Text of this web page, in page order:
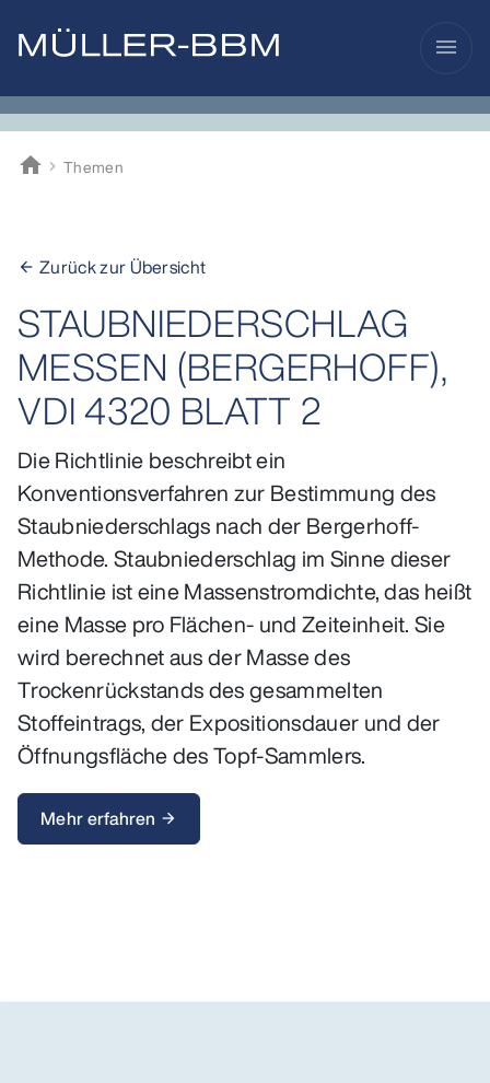
menu
home
Müller-BBM
Themen
arrow_back Zurück zur Übersicht
STAUBNIEDERSCHLAG
MESSEN (BERGERHOFF),
VDI 4320 BLATT 2
Die Richtlinie beschreibt ein
Konventionsverfahren zur Bestimmung des
Staubniederschlags nach der Bergerhoff-
Methode. Staubniederschlag im Sinne dieser
Richtlinie ist eine Massenstromdichte, das heißt
eine Masse pro Flächen- und Zeiteinheit. Sie
wird berechnet aus der Masse des
Trockenrückstands des gesammelten
Stoffeintrags, der Expositionsdauer und der
Öffnungsfläche des Topf-Sammlers.
Mehr erfahren arrow_forward